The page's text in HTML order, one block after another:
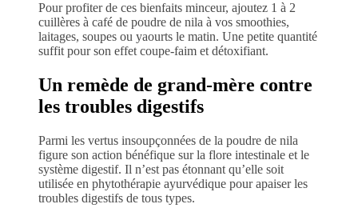
Pour profiter de ces bienfaits minceur, ajoutez 1 à 2
cuillères à café de poudre de nila à vos smoothies,
laitages, soupes ou yaourts le matin. Une petite quantité
suffit pour son effet coupe-faim et détoxifiant.
Un remède de grand-mère contre
les troubles digestifs
Parmi les vertus insoupçonnées de la poudre de nila
figure son action bénéfique sur la flore intestinale et le
système digestif. Il n’est pas étonnant qu’elle soit
utilisée en phytothérapie ayurvédique pour apaiser les
troubles digestifs de tous types.